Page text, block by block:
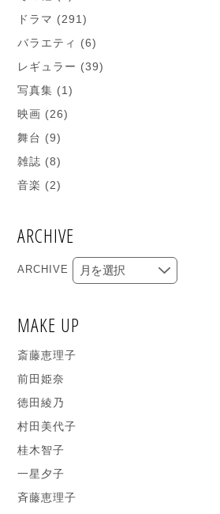
ドラマ (291)
バラエティ
(6)
レギュラー (39)
写真集 (1)
映画 (26)
舞台 (9)
雑誌 (8)
音楽 (2)
ARCHIVE
ARCHIVE
MAKE UP
斎藤恵理子
前田姫奈
徳田綾乃
村田美代子
桂木智子
一星夕子
斉藤恵理子